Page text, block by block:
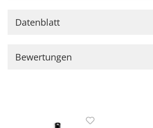
Datenblatt
Bewertungen